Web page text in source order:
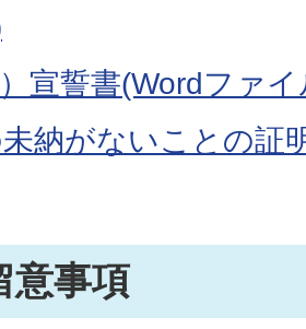
宣誓書(Wordファ
納がないことの証
意事項